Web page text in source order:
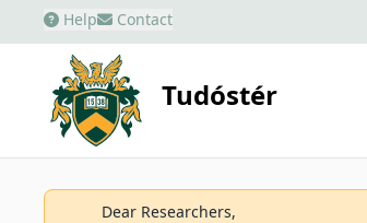
Help Contact
Tudóstér
Dear Researchers,